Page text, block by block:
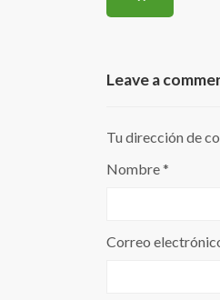
Leave a
Tu dirección de
Nombre*
Correo